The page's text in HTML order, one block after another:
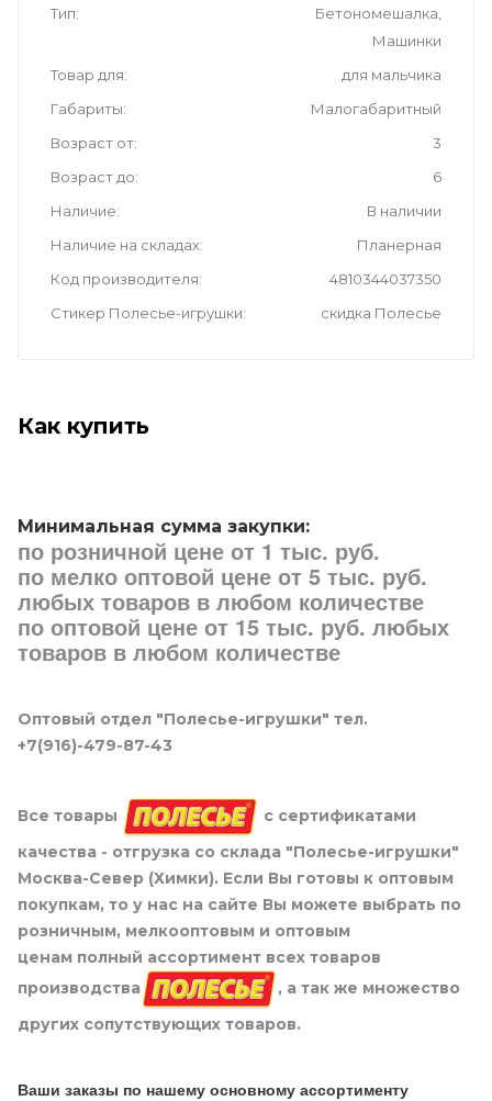
Тип
Бетономешалка,
Машинки
Товар для
для мальчика
Габариты
Малогабаритный
Возраст от
3
Возраст до
6
Наличие
В наличии
Наличие на складах
Планерная
Код производителя
4810344037350
Стикер Полесье-игрушки
скидка Полесье
Как купить
Минимальная сумма закупки:
по розничной цене от 1 тыс. руб.
по мелко оптовой цене от 5 тыс. руб.
любых товаров в любом количестве
по оптовой цене от 15 тыс. руб. любых
товаров в любом количестве
Оптовый отдел "Полесье-игрушки" тел.
+7(916)-479-87-43
Все товары
с сертификатами
качества - отгрузка со склада "Полесье-игрушки"
Москва-Север (Химки). Если Вы готовы к оптовым
покупкам, то у нас на сайте Вы можете выбрать по
розничным, мелкооптовым и оптовым
ценам полный ассортимент всех товаров
производства
, а так же множество
других сопутствующих товаров.
Ваши заказы по нашему основному ассортименту